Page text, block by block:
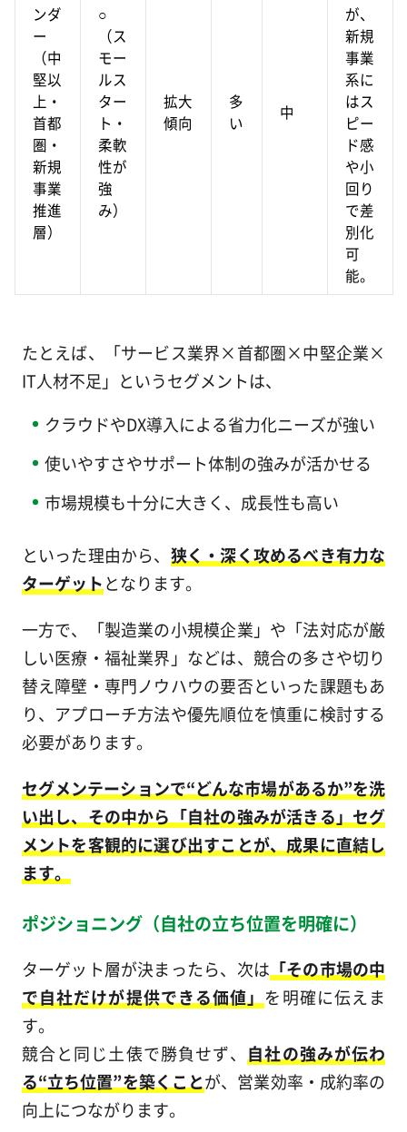
ンダ
ー
（中
堅以
上・
首都
圏・
新規
事業
推進
層）
○
（ス
モー
ルス
ター
ト・
柔軟
性が
強
み）
拡大
傾向
多
い
中
が、
新規
事業
系に
はス
ピー
ド感
や小
回り
で差
別化
可
能。
たとえば、「サービス業界×首都圏×中堅企業×
IT人材不足」というセグメントは、
クラウドやDX導入による省力化ニーズが強い
使いやすさやサポート体制の強みが活かせる
市場規模も十分に大きく、成長性も高い
といった理由から、 狭く・深く攻めるべき有力な
ターゲットとなります。
一方で、「製造業の小規模企業」や「法対応が厳
しい医療・福祉業界」などは、競合の多さや切り
替え障壁・専門ノウハウの要否といった課題もあ
り、アプローチ方法や優先順位を慎重に検討する
必要があります。
セグメンテーションで“どんな市場があるか”を洗
い出し、その中から「自社の強みが活きる」セグ
メントを客観的に選び出すことが、成果に直結し
ます。
ポジショニング（自社の立ち位置を明確に）
ターゲット層が決まったら、次は 「その市場の中
で自社だけが提供できる価値」 を明確に伝えま
す。
競合と同じ土俵で勝負せず、 自社の強みが伝わ
る“立ち位置”を築くことが、営業効率・成約率の
向上につながります。